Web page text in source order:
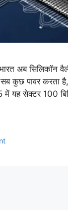
अब सिलिकॉन
कुछ पावर करता
में यह सेक्टर 100